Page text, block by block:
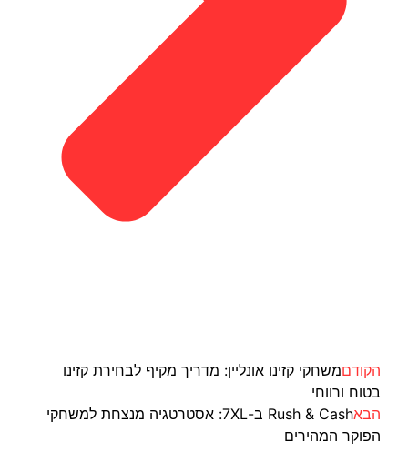
הקודםמשחקי קזינו אונליין: מדריך מקיף לבחירת קזינו
בטוח ורווחי
הבא
Rush & Cash ב-7XL: אסטרטגיה מנצחת למשחקי
הפוקר המהירים